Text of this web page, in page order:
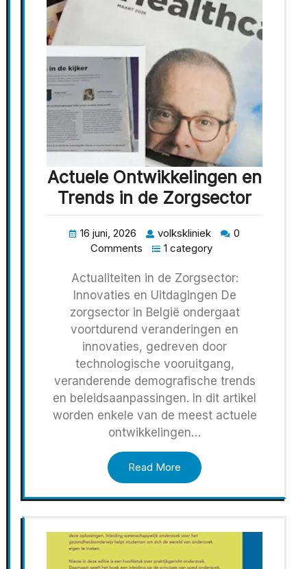
Actuele Ontwikkelingen en
Trends in de Zorgsector
16 juni, 2026 volkskliniek
0
Comments
1 category
Actualiteiten in de Zorgsector:
Innovaties en Uitdagingen De
zorgsector in België ondergaat
voortdurend veranderingen en
innovaties, gedreven door
technologische vooruitgang,
veranderende demografische trends
en beleidsaanpassingen. In dit artikel
worden enkele van de meest actuele
ontwikkelingen…
Read More